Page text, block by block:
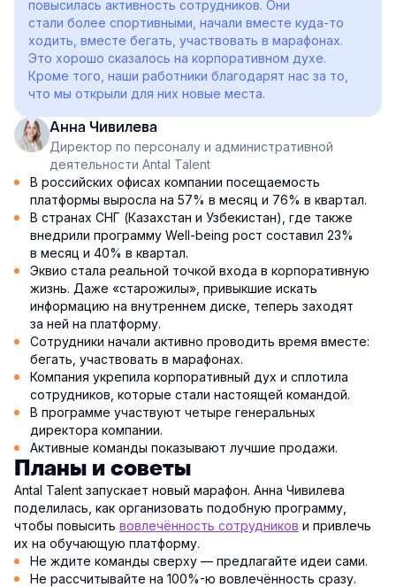
повысилась активность сотрудников. Они
стали более спортивными, начали вместе куда-то
ходить, вместе бегать, участвовать в марафонах.
Это хорошо сказалось на корпоративном духе.
Кроме того, наши работники благодарят нас за то,
что мы открыли для них новые места.
Анна Чивилева
Директор по персоналу и административной
деятельности Antal Talent
В российских офисах компании посещаемость
платформы выросла на 57% в месяц и 76% в квартал.
В странах СНГ (Казахстан и Узбекистан), где также
внедрили программу Well-being рост составил 23%
в месяц и 40% в квартал.
Эквио стала реальной точкой входа в корпоративную
жизнь. Даже «старожилы», привыкшие искать
информацию на внутреннем диске, теперь заходят
за ней на платформу.
Сотрудники начали активно проводить время вместе:
бегать, участвовать в марафонах.
Компания укрепила корпоративный дух и сплотила
сотрудников, которые стали настоящей командой.
В программе участвуют четыре генеральных
директора компании.
Активные команды показывают лучшие продажи.
Планы и советы
Antal Talent запускает новый марафон. Анна Чивилева
поделилась, как организовать подобную программу,
чтобы повысить вовлечённость сотрудников и привлечь
их на обучающую платформу.
Не ждите команды сверху — предлагайте идеи сами.
Не рассчитывайте на 100%-ю вовлечённость сразу.